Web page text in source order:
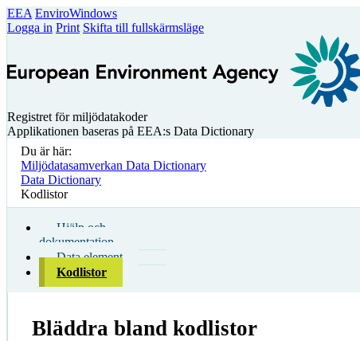
EEA EnviroWindows
Logga in Print Skifta till fullskärmsläge
Registret för miljödatakoder
Applikationen baseras på EEA:s Data Dictionary
Du är här:
Miljödatasamverkan Data Dictionary
Data Dictionary
Kodlistor
Hjälp och
dokumentation
Data element
Kodlistor
Bläddra bland kodlistor